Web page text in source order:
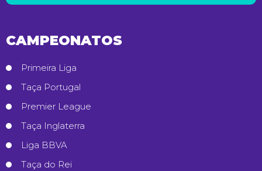
CAMPEONATOS
Primeira Liga
Taça Portugal
Premier League
Taça Inglaterra
Liga BBVA
Taça do Rei